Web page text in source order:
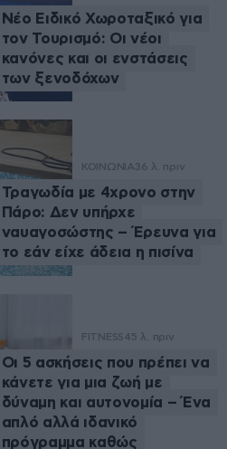
Νέο Ειδικό Χωροταξικό για
τον Τουρισμό: Οι νέοι
κανόνες και οι ενστάσεις
των ξενοδόχων
ΚΟΙΝΩΝΙΑ36 λ. πριν
Τραγωδία με 4χρονο στην
Πάρο: Δεν υπήρχε
ναυαγοσώστης – Έρευνα για
το εάν είχε άδεια η πισίνα
FITNESS45 λ. πριν
Οι 5 ασκήσεις που πρέπει να
κάνετε για μια ζωή με
δύναμη και αυτονομία – Ένα
απλό αλλά ιδανικό
πρόγραμμα καθώς